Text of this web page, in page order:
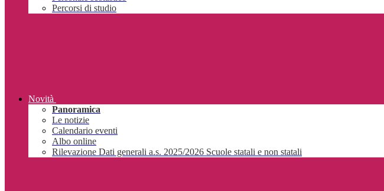
Percorsi di studio
Novità
Panoramica
Le notizie
Calendario eventi
Albo online
Rilevazione Dati generali a.s. 2025/2026 Scuole statali e non statali